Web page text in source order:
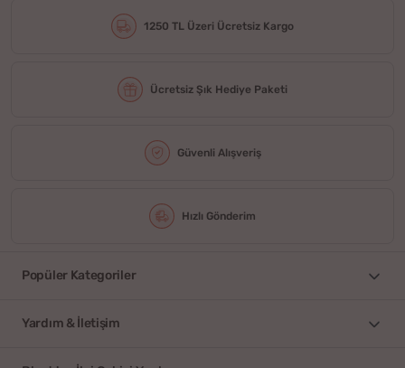
1250 TL Üzeri Ücretsiz Kargo
Ücretsiz Şık Hediye Paketi
Güvenli Alışveriş
Hızlı Gönderim
Popüler Kategoriler
Yardım & İletişim